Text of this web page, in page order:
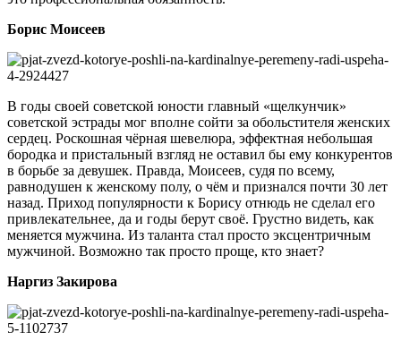
Борис Моисеев
В годы своей советской юности главный «щелкунчик»
советской эстрады мог вполне сойти за обольстителя женских
сердец. Роскошная чёрная шевелюра, эффектная небольшая
бородка и пристальный взгляд не оставил бы ему конкурентов
в борьбе за девушек. Правда, Моисеев, судя по всему,
равнодушен к женскому полу, о чём и признался почти 30 лет
назад. Приход популярности к Борису отнюдь не сделал его
привлекательнее, да и годы берут своё. Грустно видеть, как
меняется мужчина. Из таланта стал просто эксцентричным
мужчиной. Возможно так просто проще, кто знает?
Наргиз Закирова